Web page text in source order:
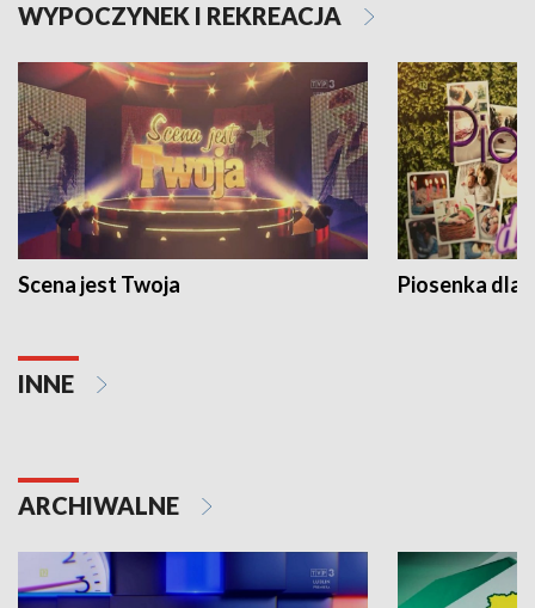
WYPOCZYNEK I REKREACJA
Scena jest Twoja Piosenka dla
INNE
ARCHIWALNE